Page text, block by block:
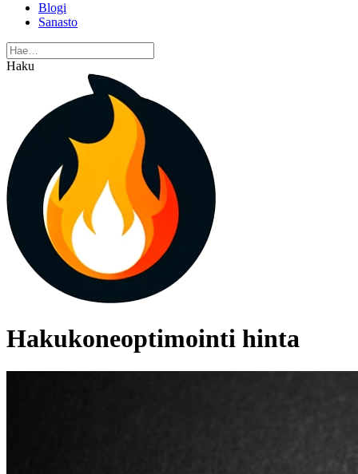
Blogi
Sanasto
Haku
Hakukoneoptimointi hinta